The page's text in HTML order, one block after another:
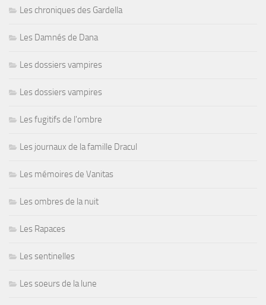
Les chroniques des Gardella
Les Damnés de Dana
Les dossiers vampires
Les dossiers vampires
Les fugitifs de l'ombre
Les journaux de la famille Dracul
Les mémoires de Vanitas
Les ombres de la nuit
Les Rapaces
Les sentinelles
Les soeurs de la lune